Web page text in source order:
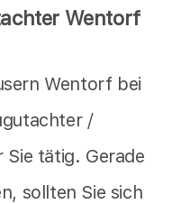
Wentorf
Wentorf bei
/
Sie tätig. Gerade
sollten Sie sich